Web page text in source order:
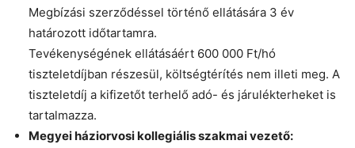
Megbízási szerződéssel történő ellátására 3 év
határozott időtartamra.
Tevékenységének ellátásáért 600 000 Ft/hó
tiszteletdíjban részesül, költségtérítés nem illeti meg. A
tiszteletdíj a kifizetőt terhelő adó- és járulékterheket is
tartalmazza.
Megyei háziorvosi kollegiális szakmai vezető: